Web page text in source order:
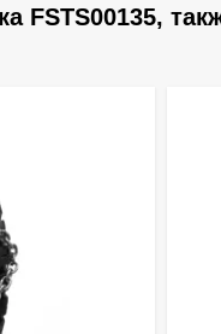
FSTS00135,